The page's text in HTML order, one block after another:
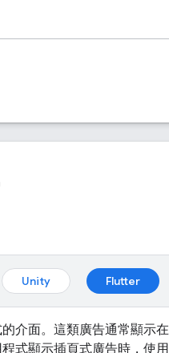
Unity Flutter
介面。這類廣告通常顯示
式顯示插頁式廣告時，使